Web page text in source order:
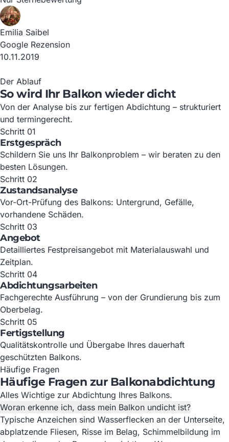
Emilia Saibel
Google Rezension
10.11.2019
Der Ablauf
So wird Ihr Balkon wieder dicht
Von der Analyse bis zur fertigen Abdichtung – strukturiert
und termingerecht.
Schritt 01
Erstgespräch
Schildern Sie uns Ihr Balkonproblem – wir beraten zu den
besten Lösungen.
Schritt 02
Zustandsanalyse
Vor-Ort-Prüfung des Balkons: Untergrund, Gefälle,
vorhandene Schäden.
Schritt 03
Angebot
Detailliertes Festpreisangebot mit Materialauswahl und
Zeitplan.
Schritt 04
Abdichtungsarbeiten
Fachgerechte Ausführung – von der Grundierung bis zum
Oberbelag.
Schritt 05
Fertigstellung
Qualitätskontrolle und Übergabe Ihres dauerhaft
geschützten Balkons.
Häufige Fragen
Häufige Fragen zur Balkonabdichtung
Alles Wichtige zur Abdichtung Ihres Balkons.
Woran erkenne ich, dass mein Balkon undicht ist?
Typische Anzeichen sind Wasserflecken an der Unterseite,
abplatzende Fliesen, Risse im Belag, Schimmelbildung im